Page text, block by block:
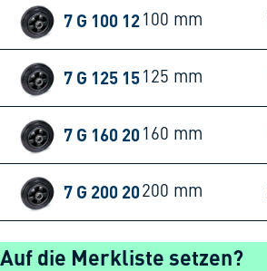
7 G 100 12 100 mm
7 G 125 15 125 mm
7 G 160 20 160 mm
7 G 200 20200 mm
Auf die Merkliste setzen?